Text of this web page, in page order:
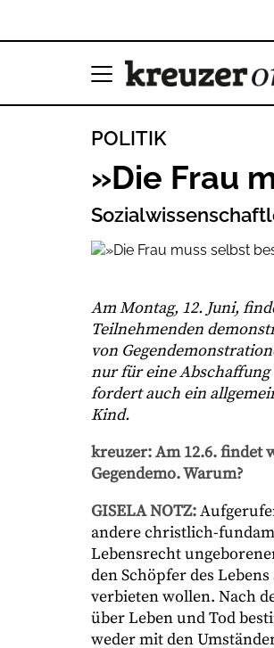
POLITIK
»Die Frau
Am Montag, 12. Juni,
Teilnehmenden
von
nur für eine Abschaffung
fordert auch ein
Kind.
kreuzer: Am 12.6. findet
Gegendemo. Warum?
GISELA NOTZ:
andere christlich-
Lebensrecht
den Schöpfer des
verbieten wollen. Nach
über Leben und Tod
weder mit den